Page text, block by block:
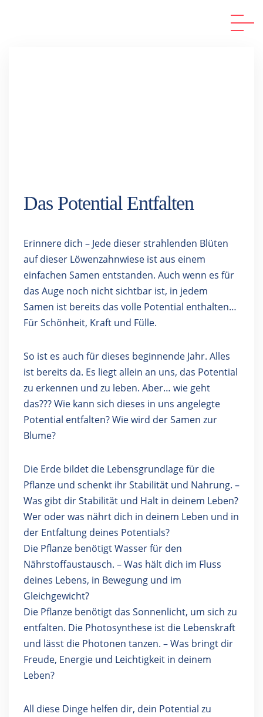
Das Potential Entfalten
Erinnere dich – Jede dieser strahlenden Blüten
auf dieser Löwenzahnwiese ist aus einem
einfachen Samen entstanden. Auch wenn es für
das Auge noch nicht sichtbar ist, in jedem
Samen ist bereits das volle Potential enthalten…
Für Schönheit, Kraft und Fülle.
So ist es auch für dieses beginnende Jahr. Alles
ist bereits da. Es liegt allein an uns, das Potential
zu erkennen und zu leben. Aber… wie geht
das??? Wie kann sich dieses in uns angelegte
Potential entfalten? Wie wird der Samen zur
Blume?
Die Erde bildet die Lebensgrundlage für die
Pflanze und schenkt ihr Stabilität und Nahrung. –
Was gibt dir Stabilität und Halt in deinem Leben?
Wer oder was nährt dich in deinem Leben und in
der Entfaltung deines Potentials?
Die Pflanze benötigt Wasser für den
Nährstoffaustausch. – Was hält dich im Fluss
deines Lebens, in Bewegung und im
Gleichgewicht?
Die Pflanze benötigt das Sonnenlicht, um sich zu
entfalten. Die Photosynthese ist die Lebenskraft
und lässt die Photonen tanzen. – Was bringt dir
Freude, Energie und Leichtigkeit in deinem
Leben?
All diese Dinge helfen dir, dein Potential zu